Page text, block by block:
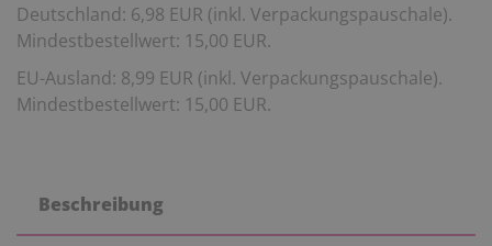
Deutschland: 6,98 EUR (inkl. Verpackungspauschale).
Mindestbestellwert: 15,00 EUR.
EU-Ausland: 8,99 EUR (inkl. Verpackungspauschale).
Mindestbestellwert: 15,00 EUR.
Beschreibung